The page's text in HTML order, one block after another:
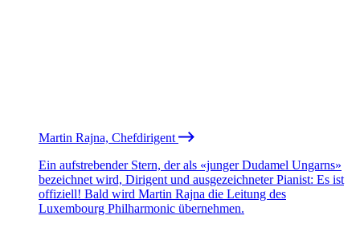
Martin Rajna, Chefdirigent
Ein aufstrebender Stern, der als «junger Dudamel Ungarns»
bezeichnet wird, Dirigent und ausgezeichneter Pianist: Es ist
offiziell! Bald wird Martin Rajna die Leitung des
Luxembourg Philharmonic übernehmen.